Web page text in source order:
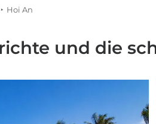
Hoi An
und die